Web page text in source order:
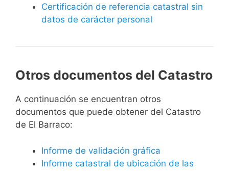
Certificación de referencia catastral sin
datos de carácter personal
Otros documentos del Catastro
A continuación se encuentran otros
documentos que puede obtener del Catastro
de El Barraco:
Informe de validación gráfica
Informe catastral de ubicación de las